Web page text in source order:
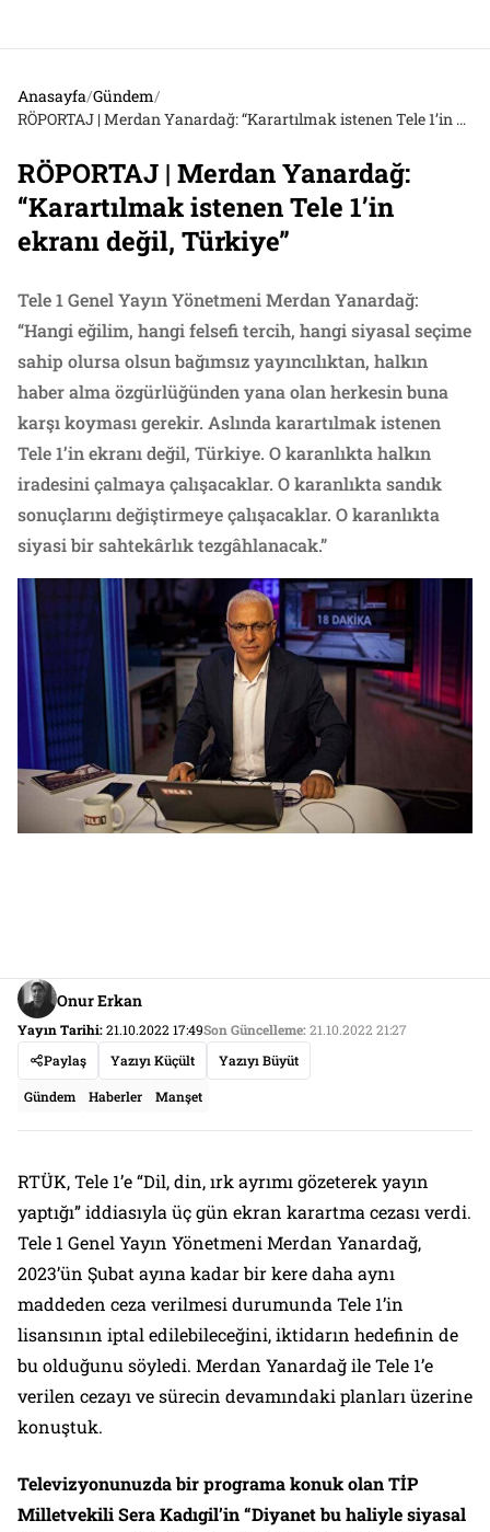
Anasayfa/Gündem/
RÖPORTAJ | Merdan Yanardağ: “Karartılmak istenen Tele 1’in ekranı değil, Türkiye”
RÖPORTAJ | Merdan Yanardağ:
“Karartılmak istenen Tele 1’in
ekranı değil, Türkiye”
Tele 1 Genel Yayın Yönetmeni Merdan Yanardağ:
“Hangi eğilim, hangi felsefi tercih, hangi siyasal seçime
sahip olursa olsun bağımsız yayıncılıktan, halkın
haber alma özgürlüğünden yana olan herkesin buna
karşı koyması gerekir. Aslında karartılmak istenen
Tele 1’in ekranı değil, Türkiye. O karanlıkta halkın
iradesini çalmaya çalışacaklar. O karanlıkta sandık
sonuçlarını değiştirmeye çalışacaklar. O karanlıkta
siyasi bir sahtekârlık tezgâhlanacak.”
Onur Erkan
Yayın Tarihi:21.10.2022 17:49Son Güncelleme:21.10.2022 21:27
Paylaş
Yazıyı Küçült Yazıyı Büyüt
Gündem Haberler Manşet
RTÜK, Tele 1’e “Dil, din, ırk ayrımı gözeterek yayın
yaptığı” iddiasıyla üç gün ekran karartma cezası verdi.
Tele 1 Genel Yayın Yönetmeni Merdan Yanardağ,
2023’ün Şubat ayına kadar bir kere daha aynı
maddeden ceza verilmesi durumunda Tele 1’in
lisansının iptal edilebileceğini, iktidarın hedefinin de
bu olduğunu söyledi. Merdan Yanardağ ile Tele 1’e
verilen cezayı ve sürecin devamındaki planları üzerine
konuştuk.
Televizyonunuzda bir programa konuk olan TİP
Milletvekili Sera Kadıgil’in “Diyanet bu haliyle siyasal